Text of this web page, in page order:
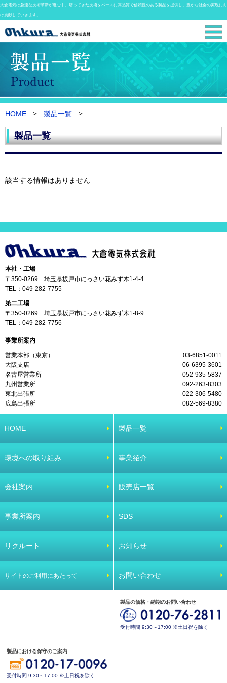
大倉電気は急速な技術革新が進む中、培ってきた技術をベースに高品質で信頼性のある製品を提供し、豊かな社会の実現に向
け貢献していきます。
HOME 製品一覧
製品一覧
該当する情報はありません
本社・工場
〒350-0269 埼玉県坂戸市にっさい花みず木1-4-4
TEL： 049-282-7755
第二工場
〒350-0269 埼玉県坂戸市にっさい花みず木1-8-9
TEL： 049-282-7756
事業所案内
営業本部（東京）
03-6851-0011
大阪支店
06-6395-3601
名古屋営業所
052-935-5837
九州営業所
092-263-8303
東北出張所
022-306-5480
広島出張所
082-569-8380
HOME 製品一覧
環境への取り組み 事業紹介
会社案内 販売店一覧
事業所案内 SDS
リクルート お知らせ
サイトのご利用にあたって お問い合わせ
製品の価格・納期のお問い合わせ
受付時間 9:30～17:00 ※土日祝を除く
製品における保守のご案内
受付時間 9:30～17:00 ※土日祝を除く